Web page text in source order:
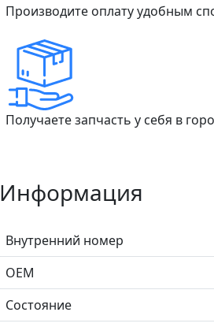
Производите оплату удобным
Получаете запчасть у себя в
Информация
Внутренний номер
ОЕМ
Состояние